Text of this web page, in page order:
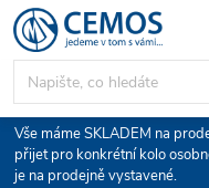
Přejít
na
obsah
Vše máme SKLADEM na
přijet pro konkrétní kolo
je na prodejně vystavené.